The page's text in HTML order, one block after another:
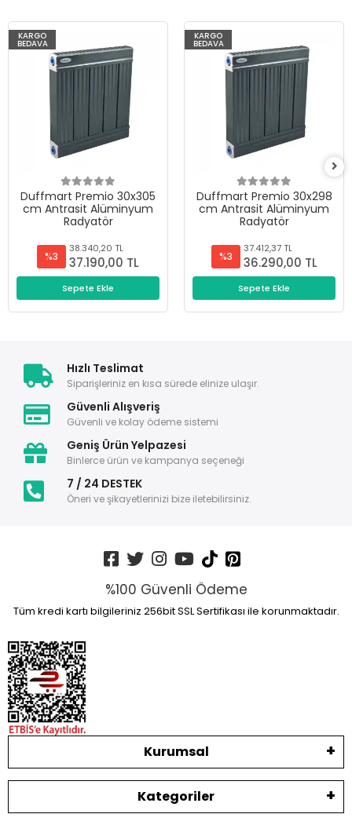
KARGO
BEDAVA
Duffmart Premio 30x305
cm Antrasit Alüminyum
Radyatör
%3
38.340,20 TL
37.190,00 TL
Sepete Ekle
KARGO
BEDAVA
Duffmart Premio 30x298
cm Antrasit Alüminyum
Radyatör
%3
37.412,37 TL
36.290,00 TL
Sepete Ekle
Hızlı Teslimat
Siparişleriniz en kısa sürede elinize ulaşır.
Güvenli Alışveriş
Güvenli ve kolay ödeme sistemi
Geniş Ürün Yelpazesi
Binlerce ürün ve kampanya seçeneği
7 / 24 DESTEK
Öneri ve şikayetlerinizi bize iletebilirsiniz.
%100 Güvenli Ödeme
Tüm kredi kartı bilgileriniz 256bit SSL Sertifikası ile korunmaktadır.
Kurumsal
Kategoriler